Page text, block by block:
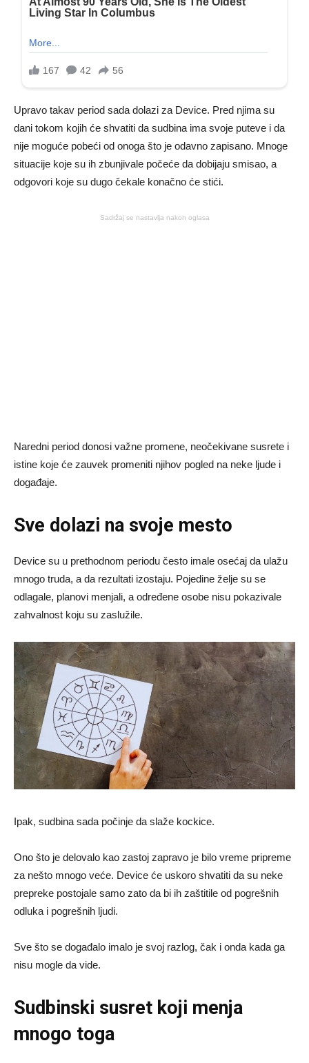
Upravo takav period sada dolazi za Device. Pred njima su
dani tokom kojih će shvatiti da sudbina ima svoje puteve i da
nije moguće pobeći od onoga što je odavno zapisano. Mnoge
situacije koje su ih zbunjivale počeće da dobijaju smisao, a
odgovori koje su dugo čekale konačno će stići.
Sadržaj se nastavlja nakon oglasa
Naredni period donosi važne promene, neočekivane susrete i
istine koje će zauvek promeniti njihov pogled na neke ljude i
događaje.
Sve dolazi na svoje mesto
Device su u prethodnom periodu često imale osećaj da ulažu
mnogo truda, a da rezultati izostaju. Pojedine želje su se
odlagale, planovi menjali, a određene osobe nisu pokazivale
zahvalnost koju su zaslužile.
Ipak, sudbina sada počinje da slaže kockice.
Ono što je delovalo kao zastoj zapravo je bilo vreme pripreme
za nešto mnogo veće. Device će uskoro shvatiti da su neke
prepreke postojale samo zato da bi ih zaštitile od pogrešnih
odluka i pogrešnih ljudi.
Sve što se događalo imalo je svoj razlog, čak i onda kada ga
nisu mogle da vide.
Sudbinski susret koji menja
mnogo toga